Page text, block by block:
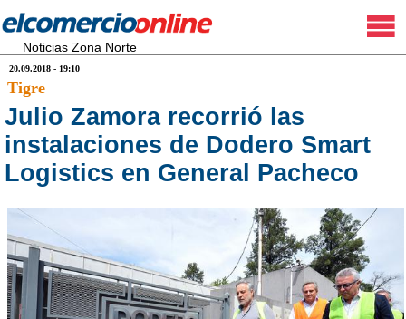
Noticias Zona Norte
20.09.2018 - 19:10
Tigre
Julio Zamora recorrió las
instalaciones de Dodero Smart
Logistics en General Pacheco